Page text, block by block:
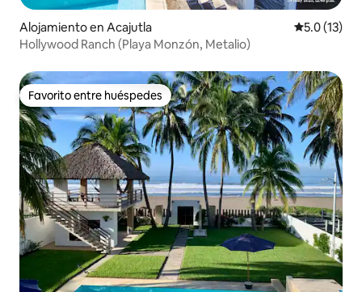
Alojamiento en Acajutla Calificación
5.0 (13)
Hollywood Ranch (Playa Monzón, Metalio)
Favorito entre huéspedes
Favorito entre huéspedes